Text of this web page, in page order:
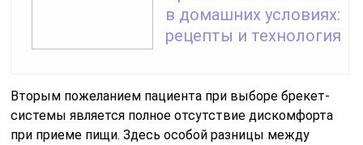
в домашних условиях:
рецепты и технология
Вторым пожеланием пациента при выборе брекет-
системы является полное отсутствие дискомфорта
при приеме пищи. Здесь особой разницы между